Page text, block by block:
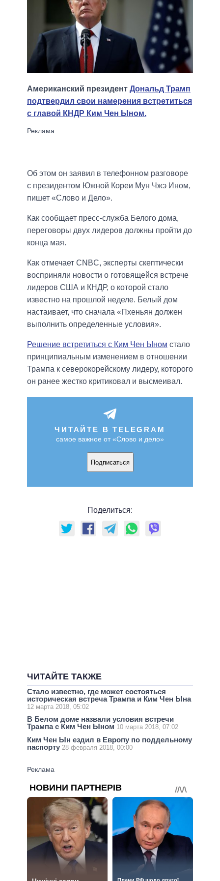
Американский президент Дональд Трамп
подтвердил свои намерения встретиться
с главой КНДР Ким Чен Ыном.
Об этом он заявил в телефонном разговоре
с президентом Южной Кореи Мун Чжэ Ином,
пишет «Слово и Дело».
Как сообщает пресс-служба Белого дома,
переговоры двух лидеров должны пройти до
конца мая.
Как отмечает CNBC, эксперты скептически
восприняли новости о готовящейся встрече
лидеров США и КНДР, о которой стало
известно на прошлой неделе. Белый дом
настаивает, что сначала «Пхеньян должен
выполнить определенные условия».
Решение встретиться с Ким Чен Ыном стало
принципиальным изменением в отношении
Трампа к северокорейскому лидеру, которого
он ранее жестко критиковал и высмеивал.
ЧИТАЙТЕ В TELEGRAM
самое важное от «Слово и дело»
Подписаться
Поделиться:
ЧИТАЙТЕ ТАКЖЕ
Стало известно, где может состояться
историческая встреча Трампа и Ким Чен Ына
12 марта 2018, 05:02
В Белом доме назвали условия встречи
Трампа с Ким Чен Ыном 10 марта 2018, 07:02
Ким Чен Ын ездил в Европу по поддельному
паспорту 28 февраля 2018, 00:00